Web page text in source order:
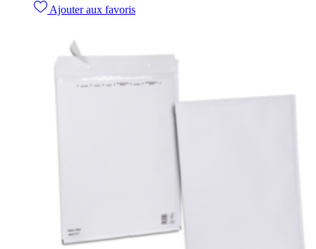
Ajouter aux favoris